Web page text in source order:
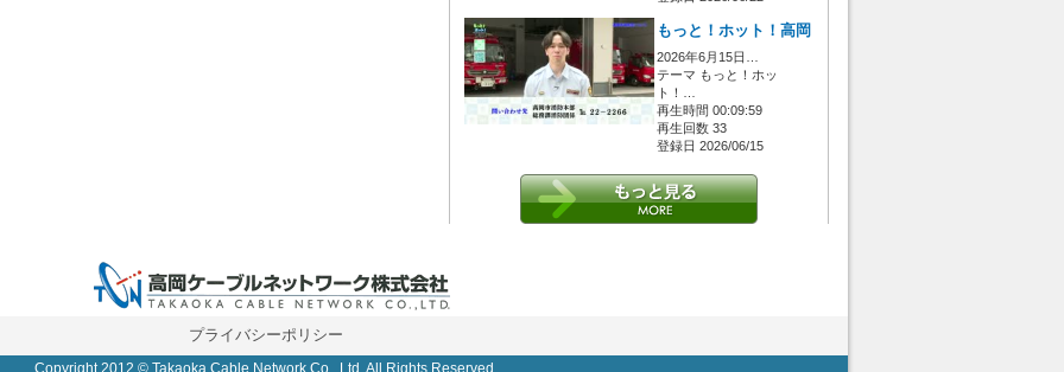
もっと！ホット！高岡
2026年6月15日…
テーマ もっと！ホッ
ト！…
再生時間 00:09:59
再生回数 33
登録日 2026/06/15
プライバシーポリシー
Copyright 2012 © Takaoka Cable Network Co., Ltd. All Rights Reserved.